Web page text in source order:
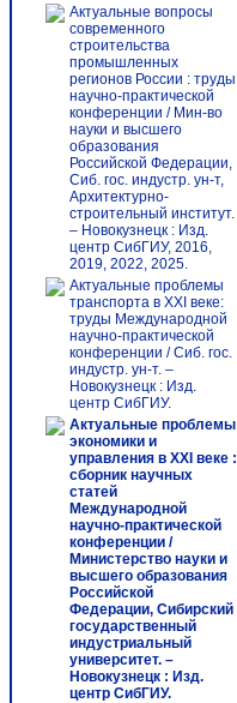
Актуальные вопросы
современного
строительства
промышленных
регионов России : труды
научно-практической
конференции / Мин-во
науки и высшего
образования
Российской Федерации,
Сиб. гос. индустр. ун-т,
Архитектурно-
строительный институт.
– Новокузнецк : Изд.
центр СибГИУ, 2016,
2019, 2022, 2025.
Актуальные проблемы
транспорта в XXI веке:
труды Международной
научно-практической
конференции / Сиб. гос.
индустр. ун-т. –
Новокузнецк : Изд.
центр СибГИУ.
Актуальные проблемы
экономики и
управления в XXI веке :
сборник научных
статей
Международной
научно-практической
конференции /
Министерство науки и
высшего образования
Российской
Федерации, Сибирский
государственный
индустриальный
университет. –
Новокузнецк : Изд.
центр СибГИУ.